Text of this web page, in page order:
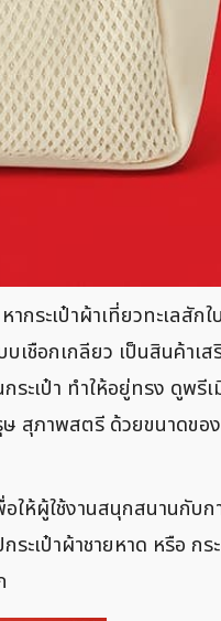
ะเป๋าผ้าเที่ยวทะเลสัก
อกเกลียว เป็นสินค้าเ
เป๋า ทำให้อยู่ทรง ดูพรี
รุษ สุภาพสตรี ด้วยขนาด
อให้ผู้ใช้งานสนุกสนาน
ะเป๋าผ้าชายหาด หรือ ก